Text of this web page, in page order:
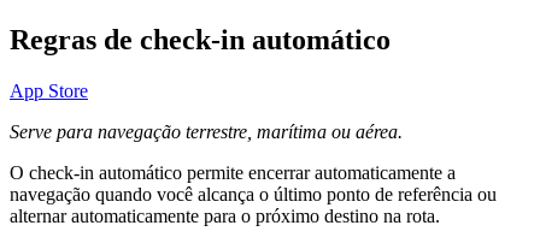
Regras de check-in automático
App Store
Serve para navegação terrestre, marítima ou aérea.
O check-in automático permite encerrar automaticamente a
navegação quando você alcança o último ponto de referência ou
alternar automaticamente para o próximo destino na rota.